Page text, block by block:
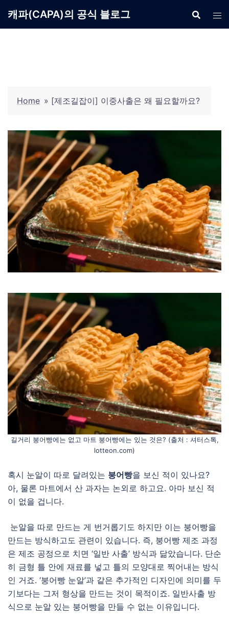
캐파(CAPA)의 공식 블로그
Home » [제조길잡이] 이중사출은 왜 필요할까요?
길거리 붕어빵에는 없고 마트 붕어빵에는 있는 것은? (출처 : 셔터스톡,
lotteon.com)
혹시 눈알이 따로 달려있는 붕어빵을 보신 적이 있나요?
아, 물론 마트에서 산 과자는 논외로 하고요. 아마 보신 적
이 없을 겁니다.
눈알을 따로 만드는 게 번거롭기도 하지만 이는 붕어빵을
만드는 방식하고도 관련이 있습니다. 즉, 붕어빵 제조 과정
은 제조 공정으로 치면 ‘일반 사출’ 방식과 닮았습니다. 단순
히 금형 틀 안에 재료를 넣고 틀의 모양대로 찍어내는 방식
인 거죠. ‘붕어빵 눈알’과 같은 추가적인 디자인에 의미를 두
기보다는 그저 형상을 만드는 것이 목적이죠. 일반사출 방
식으로 눈알 있는 붕어빵을 만들 수 없는 이유입니다.